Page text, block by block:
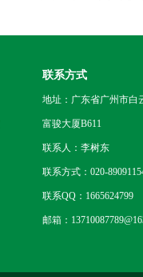
联系方式
地址：广东省广州市白
富骏大厦B611
联系人：李树东
联系方式：020-
联系QQ：1665624799
邮箱：